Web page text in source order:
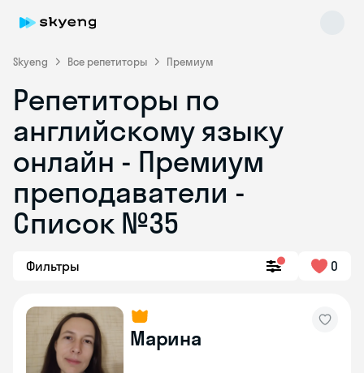
Skyeng Все репетиторы Премиум
Репетиторы по
английскому языку
онлайн - Премиум
преподаватели -
Список №35
Фильтры 0
Марина
Skyeng Chat
online